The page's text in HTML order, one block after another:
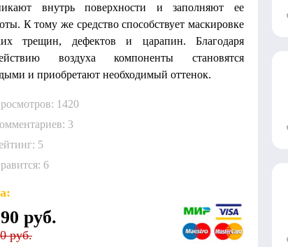
внутрь поверхности и заполняют ее
К тому же средство способствует маскировке
трещин, дефектов и царапин. Благодаря
воздуха компоненты становятся
и приобретают необходимый оттенок.
1420
3
5
6
руб.
руб.